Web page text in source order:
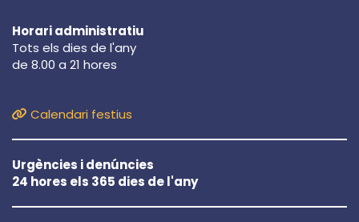
Horari administratiu
Tots els dies de l'any
de 8.00 a 21 hores
Calendari festius
Urgències i denúncies
24 hores els 365 dies de l'any